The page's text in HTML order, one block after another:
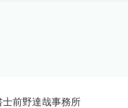
士前野達哉事務所